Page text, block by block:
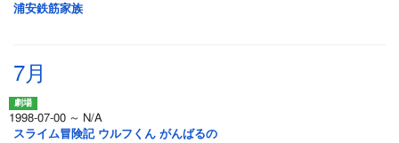
浦安鉄筋家族
7月
1998-07-00 ～ N/A
スライム冒険記 ウルフくん がんばるの